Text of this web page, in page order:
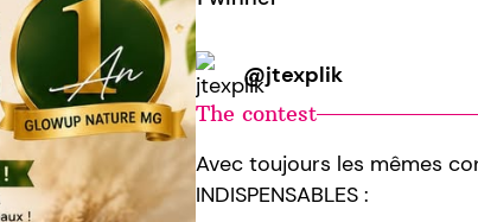
@jtexplik
The contest
Avec toujours les mêmes
INDISPENSABLES :